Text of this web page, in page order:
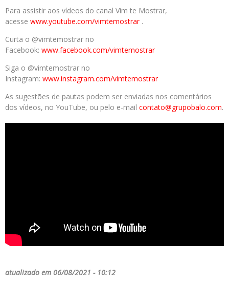
Para assistir aos vídeos do canal Vim te Mostrar,
acesse www.youtube.com/vimtemostrar.
Curta o @vimtemostrar no
Facebook: www.facebook.com/vimtemostrar
Siga o @vimtemostrar no
Instagram: www.instagram.com/vimtemostrar
As sugestões de pautas podem ser enviadas nos comentários
dos vídeos, no YouTube, ou pelo e-mail contato@grupobalo.com.
atualizado em 06/08/2021 - 10:12